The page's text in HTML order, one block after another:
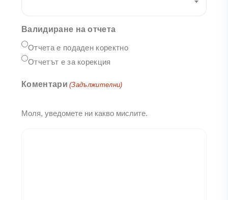
Валидиране на отчета
Отчета е подаден коректно
Отчетът е за корекция
Коментари (Задължителни)
Моля, уведомете ни какво мислите.